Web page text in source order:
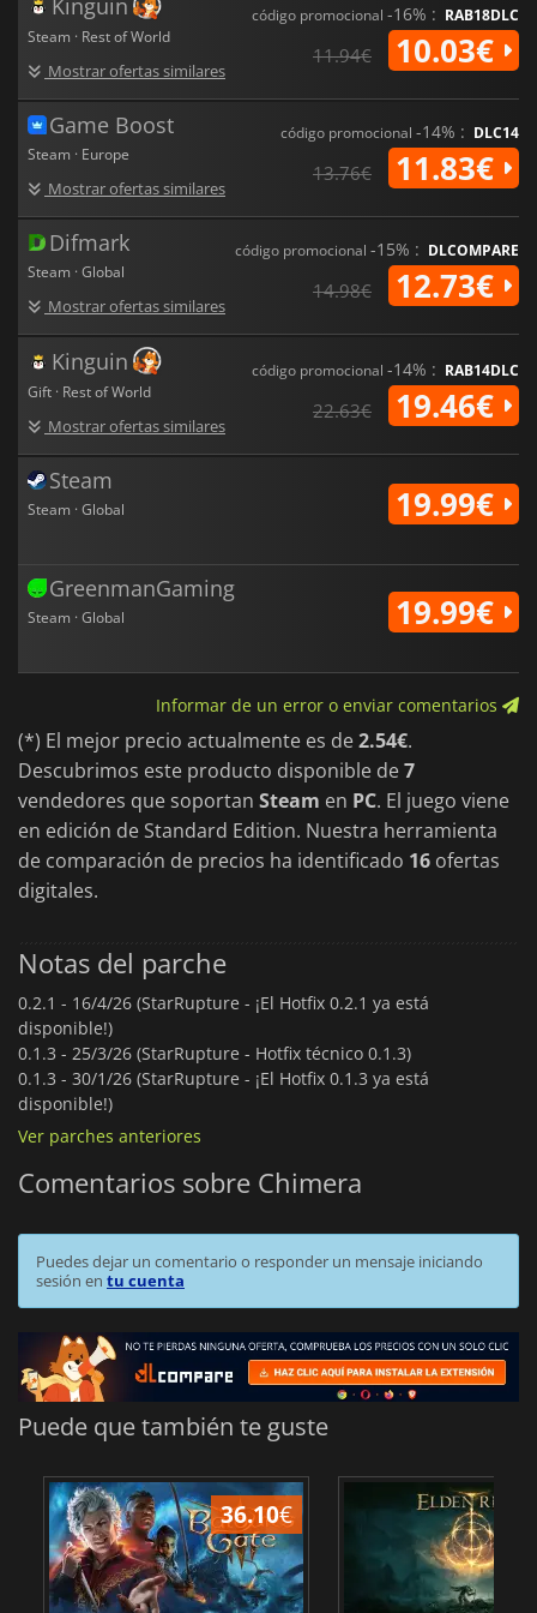
Steam · Rest of World
Mostrar ofertas similares
código promocional -16% : RAB18DLC
11.94€ 10.03€
Game Boost
Steam · Europe
Mostrar ofertas similares
código promocional -14% : DLC14
13.76€ 11.83€
Difmark
Steam · Global
Mostrar ofertas similares
código promocional -15% : DLCOMPARE
14.98€ 12.73€
Kinguin
Gift · Rest of World
Mostrar ofertas similares
código promocional -14% : RAB14DLC
22.63€ 19.46€
Steam
Steam · Global 19.99€
GreenmanGaming
Steam · Global 19.99€
Informar de un error o enviar comentarios
(*) El mejor precio actualmente es de2.54€.
Descubrimos este producto disponible de7
vendedores que soportan Steam en PC. El juego viene
en edición de Standard Edition. Nuestra herramienta
de comparación de precios ha identificado 16 ofertas
digitales.
Notas del parche
0.2.1 - 16/4/26 (StarRupture - ¡El Hotfix 0.2.1 ya está
disponible!)
0.1.3 - 25/3/26 (StarRupture - Hotfix técnico 0.1.3)
0.1.3 - 30/1/26 (StarRupture - ¡El Hotfix 0.1.3 ya está
disponible!)
Ver parches anteriores
Comentarios sobre Chimera
Puedes dejar un comentario o responder un mensaje iniciando
sesión en tu cuenta
Puede que también te guste
36.10€